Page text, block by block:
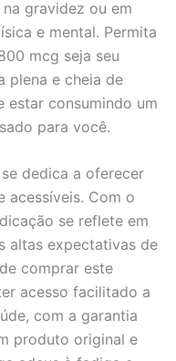
gravidez ou em
e mental. Permita
mcg seja seu
plena e cheia de
estar consumindo um
para você.
dedica a oferecer
acessíveis. Com o
se reflete em
altas expectativas de
comprar este
acesso facilitado a
com a garantia
produto original e